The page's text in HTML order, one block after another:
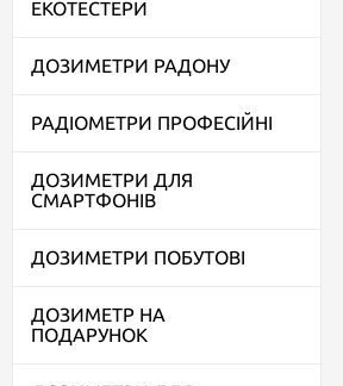
ЕКОТЕСТЕРИ
ДОЗИМЕТРИ РАДОНУ
РАДІОМЕТРИ ПРОФЕСІЙНІ
ДОЗИМЕТРИ ДЛЯ
СМАРТФОНІВ
ДОЗИМЕТРИ ПОБУТОВІ
ДОЗИМЕТР НА
ПОДАРУНОК